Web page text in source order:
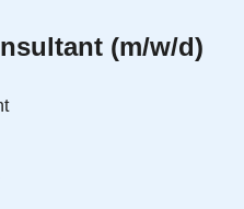
(m/w/d)